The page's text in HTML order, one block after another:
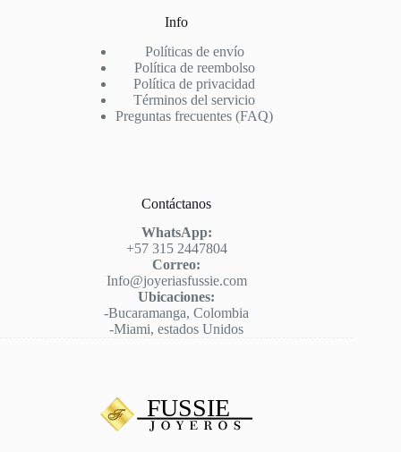
Info
Políticas de envío
Política de reembolso
Política de privacidad
Términos del servicio
Preguntas frecuentes (FAQ)
Contáctanos
WhatsApp:
+57 315 2447804
Correo:
Info@joyeriasfussie.com
Ubicaciones:
-Bucaramanga, Colombia
-Miami, estados Unidos